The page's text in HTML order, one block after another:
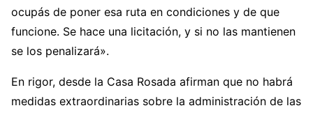
ocupás de poner esa ruta en condiciones y de que
funcione. Se hace una licitación, y si no las mantienen
se los penalizará».
En rigor, desde la Casa Rosada afirman que no habrá
medidas extraordinarias sobre la administración de las